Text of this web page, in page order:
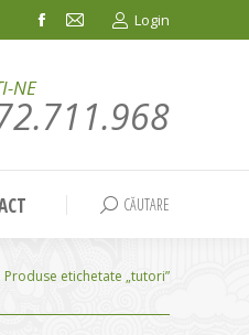
Facebook
in
window
Mail
in
window
Login
NE
Search:
CĂUTARE
Produse etichetate „tutori”